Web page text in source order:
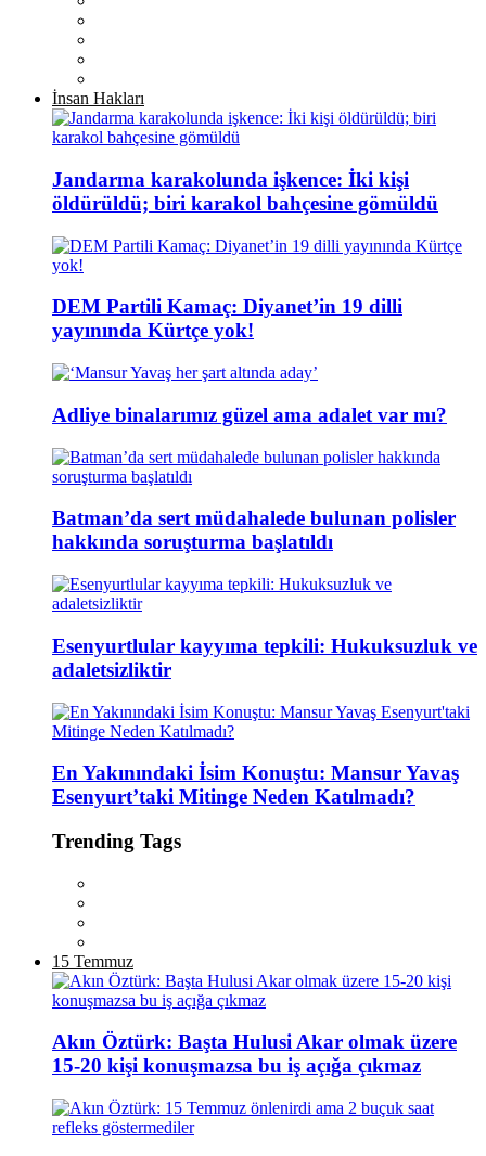
İnsan Hakları
Jandarma karakolunda işkence: İki kişi
öldürüldü; biri karakol bahçesine gömüldü
DEM Partili Kamaç: Diyanet’in 19 dilli
yayınında Kürtçe yok!
Adliye binalarımız güzel ama adalet var mı?
Batman’da sert müdahalede bulunan polisler
hakkında soruşturma başlatıldı
Esenyurtlular kayyıma tepkili: Hukuksuzluk ve
adaletsizliktir
En Yakınındaki İsim Konuştu: Mansur Yavaş
Esenyurt’taki Mitinge Neden Katılmadı?
Trending Tags
15 Temmuz
Akın Öztürk: Başta Hulusi Akar olmak üzere
15-20 kişi konuşmazsa bu iş açığa çıkmaz